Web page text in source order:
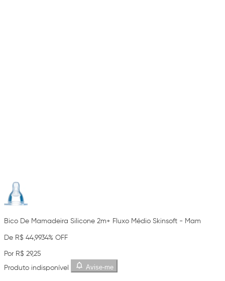
Bico De Mamadeira Silicone 2m+ Fluxo Médio Skinsoft - Mam
De R$ 44,9934% OFF
Por R$ 29,25
Produto indisponível
Avise-me